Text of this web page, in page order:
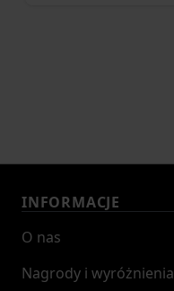
INFORMACJE
O nas
Nagrody i wyróżnienia